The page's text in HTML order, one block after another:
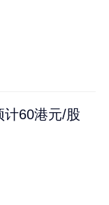
计60港元/股